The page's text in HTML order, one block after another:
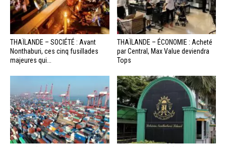
THAÏLANDE – SOCIÉTÉ : Avant
Nonthaburi, ces cinq fusillades
majeures qui...
THAÏLANDE – ÉCONOMIE : Acheté
par Central, Max Value deviendra
Tops